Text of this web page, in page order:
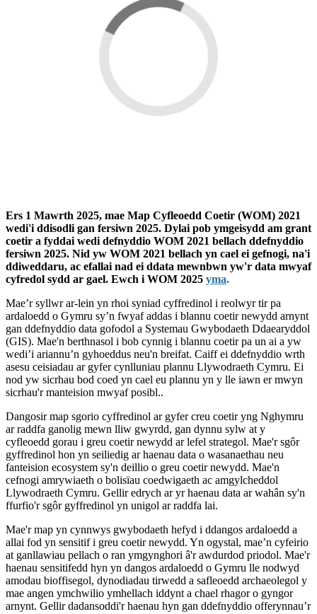
Ers 1 Mawrth 2025, mae Map Cyfleoedd Coetir (WOM) 2021
wedi'i ddisodli gan fersiwn 2025. Dylai pob ymgeisydd am grant
coetir a fyddai wedi defnyddio WOM 2021 bellach ddefnyddio
fersiwn 2025. Nid yw WOM 2021 bellach yn cael ei gefnogi, na'i
ddiweddaru, ac efallai nad ei ddata mewnbwn yw'r data mwyaf
cyfredol sydd ar gael. Ewch i WOM 2025 yma.
Mae’r syllwr ar-lein yn rhoi syniad cyffredinol i reolwyr tir pa
ardaloedd o Gymru sy’n fwyaf addas i blannu coetir newydd arnynt
gan ddefnyddio data gofodol a Systemau Gwybodaeth Ddaearyddol
(GIS). Mae'n berthnasol i bob cynnig i blannu coetir pa un ai a yw
wedi’i ariannu’n gyhoeddus neu'n breifat. Caiff ei ddefnyddio wrth
asesu ceisiadau ar gyfer cynlluniau plannu Llywodraeth Cymru. Ei
nod yw sicrhau bod coed yn cael eu plannu yn y lle iawn er mwyn
sicrhau'r manteision mwyaf posibl..
Dangosir map sgorio cyffredinol ar gyfer creu coetir yng Nghymru
ar raddfa ganolig mewn lliw gwyrdd, gan dynnu sylw at y
cyfleoedd gorau i greu coetir newydd ar lefel strategol. Mae'r sgôr
gyffredinol hon yn seiliedig ar haenau data o wasanaethau neu
fanteision ecosystem sy'n deillio o greu coetir newydd. Mae'n
cefnogi amrywiaeth o bolisïau coedwigaeth ac amgylcheddol
Llywodraeth Cymru. Gellir edrych ar yr haenau data ar wahân sy'n
ffurfio'r sgôr gyffredinol yn unigol ar raddfa lai.
Mae'r map yn cynnwys gwybodaeth hefyd i ddangos ardaloedd a
allai fod yn sensitif i greu coetir newydd. Yn ogystal, mae’n cyfeirio
at ganllawiau pellach o ran ymgynghori â'r awdurdod priodol. Mae'r
haenau sensitifedd hyn yn dangos ardaloedd o Gymru lle nodwyd
amodau bioffisegol, dynodiadau tirwedd a safleoedd archaeolegol y
mae angen ymchwilio ymhellach iddynt a chael rhagor o gyngor
arnynt. Gellir dadansoddi'r haenau hyn gan ddefnyddio offerynnau’r